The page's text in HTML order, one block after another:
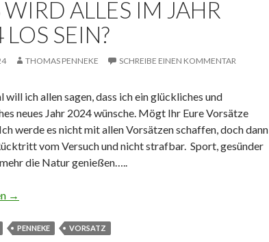
ALLES IM JAHR
SEIN?
THOMAS PENNEKE SCHREIBE EINEN KOMMENTAR
will ich allen sagen, dass ich ein glückliches und
neues Jahr 2024 wünsche. Mögt Ihr Eure Vorsätze
werde es nicht mit allen Vorsätzen schaffen, doch dann
vom Versuch und nicht strafbar. Sport, gesünder
die Natur genießen…..
im Jahr 2024 los sein?
→
PENNEKE VORSATZ